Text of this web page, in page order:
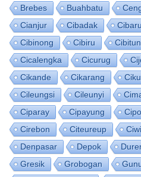
Brebes
Buahbatu
Cianjur
Cibadak
Cibinong
Cibiru
Cicalengka
Cicurug
Cikande
Cikarang
Cileungsi
Cileunyi
Ciparay
Cipayung
Cirebon
Citeureup
Denpasar
Depok
Gresik
Grobogan